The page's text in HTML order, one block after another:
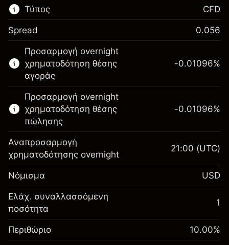
Τύπος
Αυτή η χρηματοπιστωτική αγορά είναι
διαθέσιμη για διαπραγμάτευση CFD.
Μάθετε περισσότερα σχετικά με:
CFDs
CFD
Spread 0.056
Προσαρμογή overnight
χρηματοδότηση θέσης
αγοράς
Περιθώριο. Η επένδυσή
σας
$1,000.00
Αναπροσαρμογή
χρηματοδότησης κατά
τη διάρκεια της νύχτας
Χρεώσεις από την πλήρη αξία
της θέσης
%
(-$1.10)
-0.01096%
Προσαρμογή overnight
χρηματοδότηση θέσης
πώλησης
Περιθώριο. Η επένδυσή
σας
Αναπροσαρμογή
-0.01096%
Αναπροσαρμογή
χρηματοδότησης overnight
21:00 (UTC)
Νόμισμα USD
Ελάχ. συναλλασσόμενη
ποσότητα
1
Περιθώριο 10.00%